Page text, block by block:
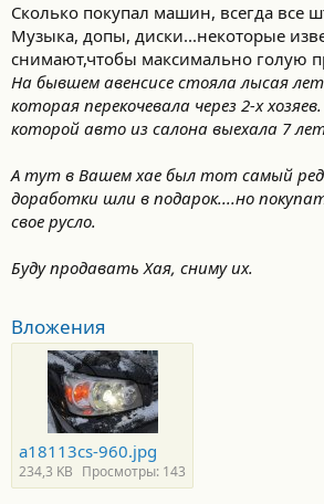
Сколько покупал машин, всегда все
Музыка, допы, диски...некоторые
снимают,чтобы максимально голую
На бывшем авенсисе стояла лысая
которая перекочевала через 2-х
которой авто из салона выехала 7
А тут в Вашем хае был тот самый
доработки шли в подарок....но
свое русло.
Буду продавать Хая, сниму их.
Вложения
a18113cs-960.jpg
234,3 KB Просмотры: 143